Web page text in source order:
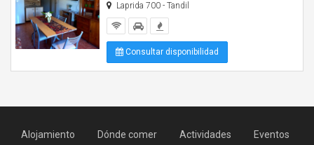
Laprida 700 - Tandil
Consultar disponibilidad
Alojamiento Dónde comer Actividades Eventos